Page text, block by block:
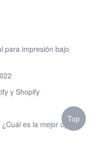
para impresión bajo
y Shopify
es la mejor opción
Top